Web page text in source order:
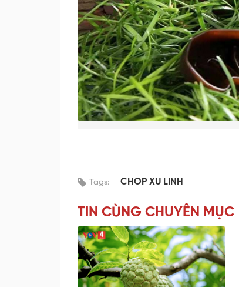
Tags: CHOP XU LINH
TIN CÙNG CHUYÊN MỤC